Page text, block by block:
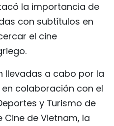
la importancia de
con subtítulos en
el cine
llevadas a cabo por la
colaboración con el
y Turismo de
de Vietnam, la